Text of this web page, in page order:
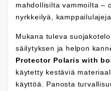
mahdollisilta vammoilta –
nyrkkeilyä,
Mukana tuleva
säilytyksen ja helpon
Protector Polaris with
käytetty kestäviä
käyttöä. Panosta